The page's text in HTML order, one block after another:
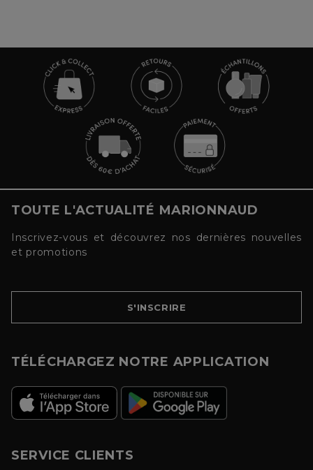
TOUTE L'ACTUALITÉ MARIONNAUD
Inscrivez-vous et découvrez nos dernières nouvelles
et promotions
S'INSCRIRE
TÉLÉCHARGEZ NOTRE APPLICATION
SERVICE CLIENTS